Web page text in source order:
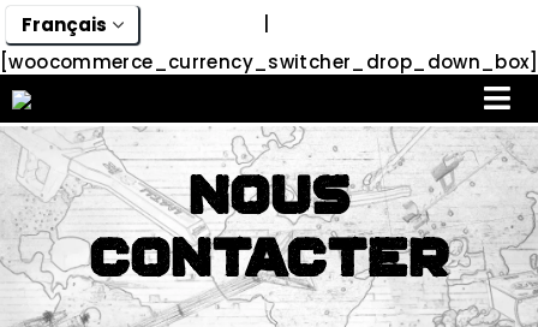
|
[woocommerce_currency_switcher_drop_down_box]
Nous
contacter